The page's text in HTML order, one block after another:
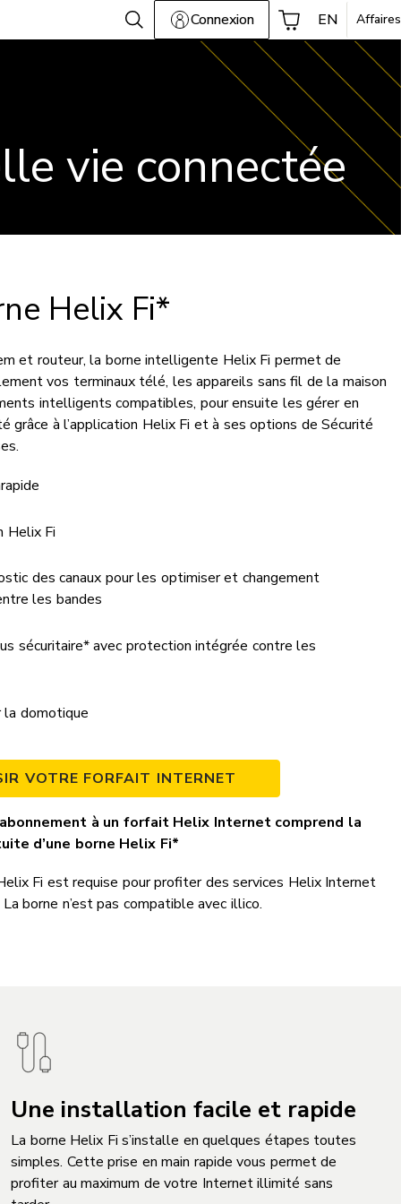
Connexion EN Affaires
vie connectée
Helix Fi*
et routeur, la borne intelligente Helix Fi permet de
vos terminaux télé, les appareils sans fil de la maison
intelligents compatibles, pour ensuite les gérer en
grâce à l’application Helix Fi et à ses options de Sécurité
Helix Fi
des canaux pour les optimiser et changement
les bandes
sécuritaire* avec protection intégrée contre les
domotique
VOTRE FORFAIT INTERNET
à un forfait Helix Internet comprend la
d’une borne Helix Fi*
Fi est requise pour profiter des services Helix Internet
borne n’est pas compatible avec illico.
Une installation facile et rapide
La borne Helix Fi s’installe en quelques étapes toutes
simples. Cette prise en main rapide vous permet de
profiter au maximum de votre Internet illimité sans